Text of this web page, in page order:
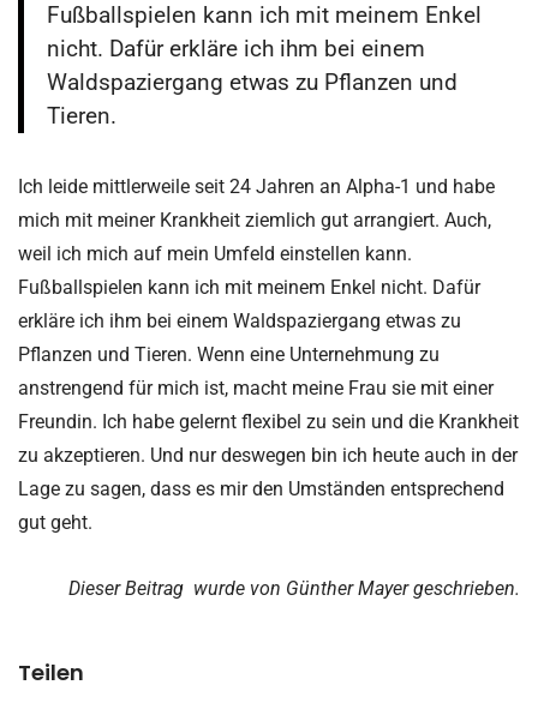
Fußballspielen kann ich mit meinem Enkel
nicht. Dafür erkläre ich ihm bei einem
Waldspaziergang etwas zu Pflanzen und
Tieren.
Ich leide mittlerweile seit 24 Jahren an Alpha-1 und habe
mich mit meiner Krankheit ziemlich gut arrangiert. Auch,
weil ich mich auf mein Umfeld einstellen kann.
Fußballspielen kann ich mit meinem Enkel nicht. Dafür
erkläre ich ihm bei einem Waldspaziergang etwas zu
Pflanzen und Tieren. Wenn eine Unternehmung zu
anstrengend für mich ist, macht meine Frau sie mit einer
Freundin. Ich habe gelernt flexibel zu sein und die Krankheit
zu akzeptieren. Und nur deswegen bin ich heute auch in der
Lage zu sagen, dass es mir den Umständen entsprechend
gut geht.
Dieser Beitrag wurde von Günther Mayer geschrieben.
Teilen